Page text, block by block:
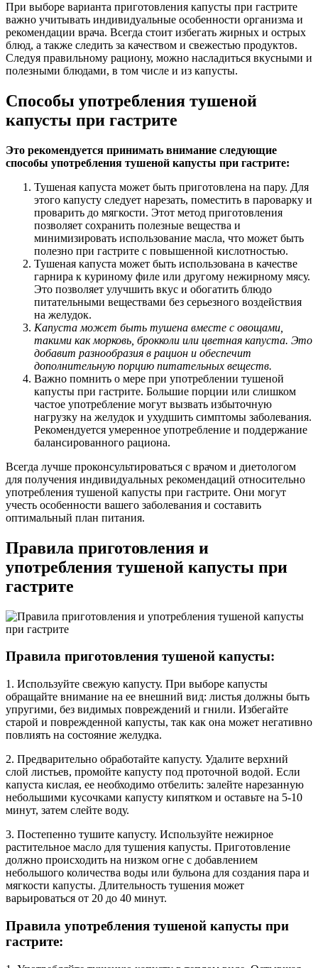
При выборе варианта приготовления капусты при гастрите
важно учитывать индивидуальные особенности организма и
рекомендации врача. Всегда стоит избегать жирных и острых
блюд, а также следить за качеством и свежестью продуктов.
Следуя правильному рациону, можно насладиться вкусными и
полезными блюдами, в том числе и из капусты.
Способы употребления тушеной
капусты при гастрите
Это рекомендуется принимать внимание следующие
способы употребления тушеной капусты при гастрите:
Тушеная капуста может быть приготовлена на пару. Для
этого капусту следует нарезать, поместить в пароварку и
проварить до мягкости. Этот метод приготовления
позволяет сохранить полезные вещества и
минимизировать использование масла, что может быть
полезно при гастрите с повышенной кислотностью.
Тушеная капуста может быть использована в качестве
гарнира к куриному филе или другому нежирному мясу.
Это позволяет улучшить вкус и обогатить блюдо
питательными веществами без серьезного воздействия
на желудок.
Капуста может быть тушена вместе с овощами,
такими как морковь, брокколи или цветная капуста. Это
добавит разнообразия в рацион и обеспечит
дополнительную порцию питательных веществ.
Важно помнить о мере при употреблении тушеной
капусты при гастрите. Большие порции или слишком
частое употребление могут вызвать избыточную
нагрузку на желудок и ухудшить симптомы заболевания.
Рекомендуется умеренное употребление и поддержание
балансированного рациона.
Всегда лучше проконсультироваться с врачом и диетологом
для получения индивидуальных рекомендаций относительно
употребления тушеной капусты при гастрите. Они могут
учесть особенности вашего заболевания и составить
оптимальный план питания.
Правила приготовления и
употребления тушеной капусты при
гастрите
Правила приготовления тушеной капусты:
1. Используйте свежую капусту. При выборе капусты
обращайте внимание на ее внешний вид: листья должны быть
упругими, без видимых повреждений и гнили. Избегайте
старой и поврежденной капусты, так как она может негативно
повлиять на состояние желудка.
2. Предварительно обработайте капусту. Удалите верхний
слой листьев, промойте капусту под проточной водой. Если
капуста кислая, ее необходимо отбелить: залейте нарезанную
небольшими кусочками капусту кипятком и оставьте на 5-10
минут, затем слейте воду.
3. Постепенно тушите капусту. Используйте нежирное
растительное масло для тушения капусты. Приготовление
должно происходить на низком огне с добавлением
небольшого количества воды или бульона для создания пара и
мягкости капусты. Длительность тушения может
варьироваться от 20 до 40 минут.
Правила употребления тушеной капусты при
гастрите: